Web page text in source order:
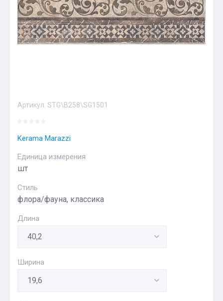
Артикул: STG\B258\SG1501
Kerama Marazzi
Единица измерения
шт
Стиль
флора/фауна, классика
Длина
Ширина